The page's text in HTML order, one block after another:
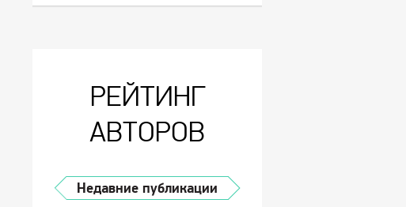
РЕЙТИНГ
АВТОРОВ
Недавние публикации